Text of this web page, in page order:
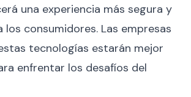
una experiencia más segura y
consumidores. Las empresas
tecnologías estarán mejor
enfrentar los desafíos del